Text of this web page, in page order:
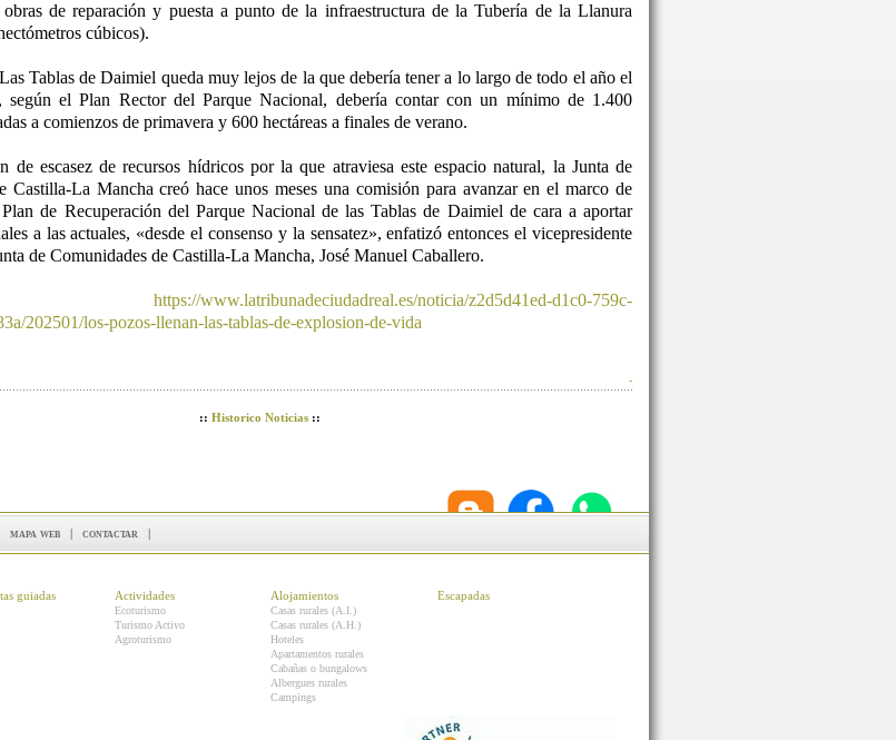
obras de reparación y puesta a punto de la infraestructura de la Tubería de la Llanura
cúbicos).
Tablas de Daimiel queda muy lejos de la que debería tener a lo largo de todo el año el
según el Plan Rector del Parque Nacional, debería contar con un mínimo de 1.400
a comienzos de primavera y 600 hectáreas a finales de verano.
de escasez de recursos hídricos por la que atraviesa este espacio natural, la Junta de
Castilla-La Mancha creó hace unos meses una comisión para avanzar en el marco de
de Recuperación del Parque Nacional de las Tablas de Daimiel de cara a aportar
a las actuales, «desde el consenso y la sensatez», enfatizó entonces el vicepresidente
de Comunidades de Castilla-La Mancha, José Manuel Caballero.
https://www.latribunadeciudadreal.es/noticia/z2d5d41ed-d1c0-759c-
202501/los-pozos-llenan-las-tablas-de-explosion-de-vida
-
:: Historico Noticias::
mapa web | contactar |
guiadas Actividades
Ecoturismo
Turismo Activo
Agroturismo
Alojamientos
Casas rurales (A.I.)
Casas rurales (A.H.)
Hoteles
Apartamentos rurales
Cabañas o bungalows
Albergues rurales
Campings
Escapadas